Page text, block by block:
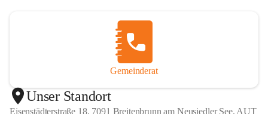
Gemeinderat
Unser Standort
Eisenstädterstraße 18, 7091 Breitenbrunn am Neusiedler See, AUT